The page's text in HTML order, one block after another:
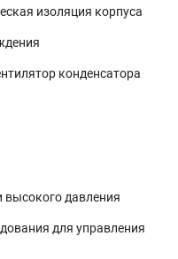
изоляция корпуса
конденсатора
высокого давления
для управления